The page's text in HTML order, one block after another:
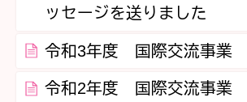
ッセージを送りました
令和3年度 国際交流事業
令和2年度 国際交流事業